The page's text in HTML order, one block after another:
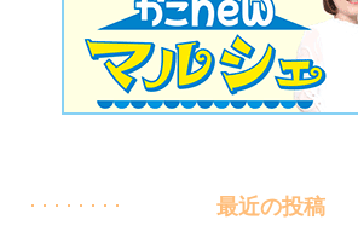
最近の投稿